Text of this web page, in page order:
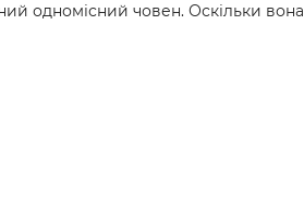
одномісний човен. Оскільки